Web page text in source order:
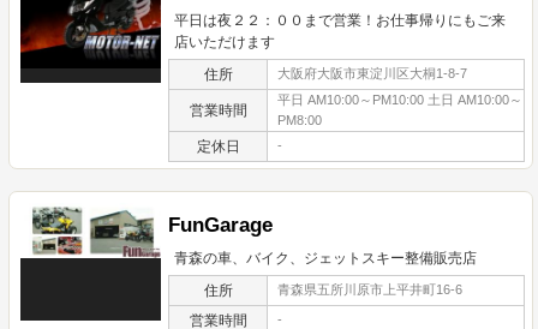
平日は夜２２：００まで営業！お仕事帰りにもご来
店いただけます
住所 大阪府大阪市東淀川区大桐1-8-7
営業時間
平日 AM10:00～PM10:00 土日 AM10:00～
PM8:00
定休日 -
FunGarage
青森の車、バイク、ジェットスキー整備販売店
住所 青森県五所川原市上平井町16-6
営業時間 -